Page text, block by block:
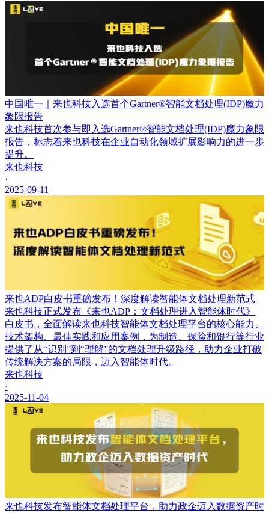
中国唯一｜来也科技入选首个Gartner®智能文档处理(IDP)魔力
象限报告
来也科技首次参与即入选Gartner®智能文档处理(IDP)魔力象限
报告，标志着来也科技在企业自动化领域扩展影响力的进一步
提升。
来也科技
·
2025-09-11
来也ADP白皮书重磅发布！深度解读智能体文档处理新范式
来也科技正式发布《来也ADP：文档处理进入智能体时代》
白皮书，全面解读来也科技智能体文档处理平台的核心能力、
技术架构、最佳实践和应用案例，为制造、保险和银行等行业
提供了从“识别”到“理解”的文档处理升级路径，助力企业打破
传统解决方案的局限，迈入智能体时代。
来也科技
·
2025-11-04
来也科技发布智能体文档处理平台，助力政企迈入数据资产时